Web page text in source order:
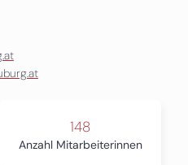
148
Anzahl Mitarbeiterinnen